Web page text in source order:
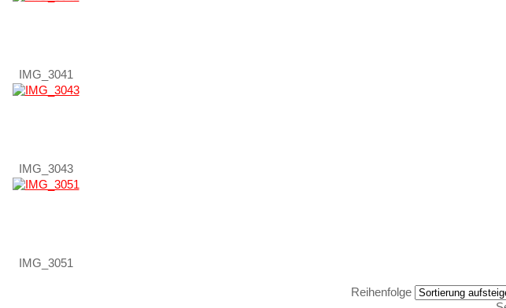
IMG_3041
IMG_3043
IMG_3051
Reihenfolge